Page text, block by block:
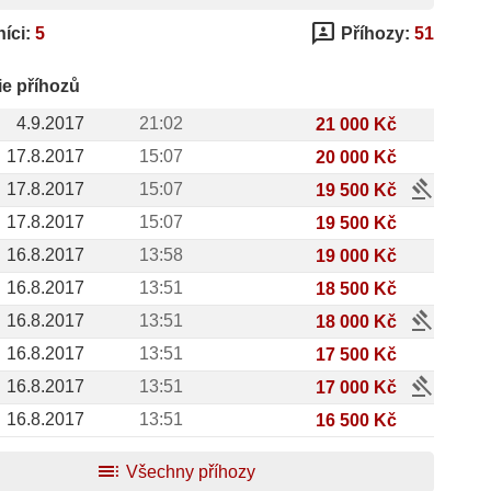
5 3p Příhozy: 51
příhozů
4.9.2017
21:02
21 000 Kč
17.8.2017
15:07
20 000 Kč
17.8.2017
15:07 19 500 Kč gavel
17.8.2017 15:07
19 500 Kč
16.8.2017
13:58
19 000 Kč
16.8.2017
13:51
18 500 Kč
16.8.2017
13:51 18 000 Kč gavel
16.8.2017 13:51
17 500 Kč
16.8.2017
13:51 17 000 Kč gavel
16.8.2017 13:51 16 500 Kč
toc Všechny příhozy